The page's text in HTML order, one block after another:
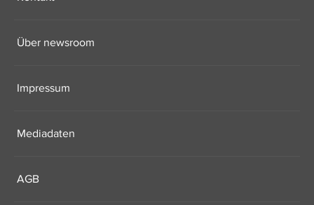
Über newsroom
Impressum
Mediadaten
AGB